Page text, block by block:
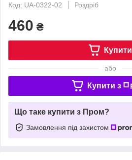
Код: UA-0322-02
Роздріб
460 ₴
Купити
або
Купити з
Що таке купити з Пром?
Замовлення під захистом